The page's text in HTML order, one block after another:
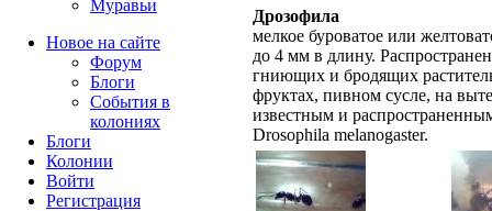
Дрозофила
мелкое буроватое или
до 4 мм в длину.
гниющих и бродящих
фруктах, пивном сусле, на
известным и
Drosophila melanogaster.
Муравьи
Новое на сайте
Форум
Блоги
События в
колониях
Блоги
Колонии
Войти
Peгиcтpaция